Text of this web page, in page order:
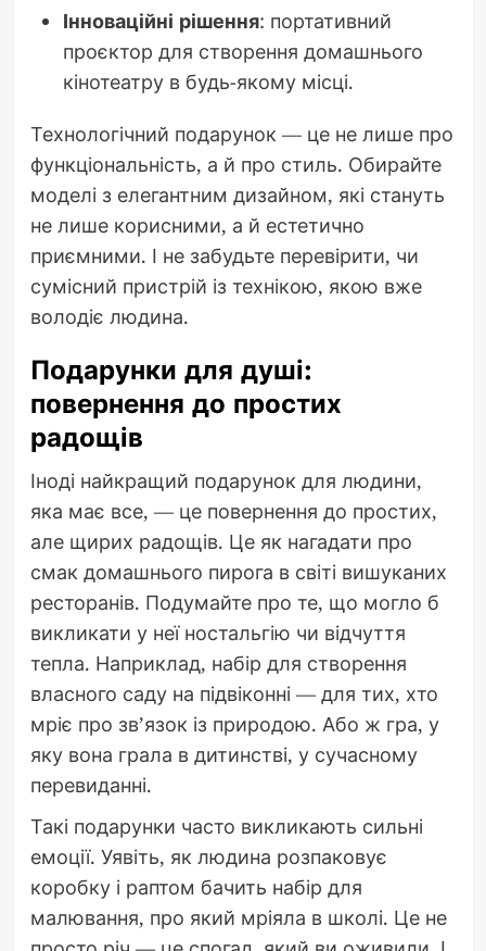
Інноваційні рішення: портативний
проєктор для створення домашнього
кінотеатру в будь-якому місці.
Технологічний подарунок — це не лише про
функціональність, а й про стиль. Обирайте
моделі з елегантним дизайном, які стануть
не лише корисними, а й естетично
приємними. І не забудьте перевірити, чи
сумісний пристрій із технікою, якою вже
володіє людина.
Подарунки для душі:
повернення до простих
радощів
Іноді найкращий подарунок для людини,
яка має все, — це повернення до простих,
але щирих радощів. Це як нагадати про
смак домашнього пирога в світі вишуканих
ресторанів. Подумайте про те, що могло б
викликати у неї ностальгію чи відчуття
тепла. Наприклад, набір для створення
власного саду на підвіконні — для тих, хто
мріє про зв’язок із природою. Або ж гра, у
яку вона грала в дитинстві, у сучасному
перевиданні.
Такі подарунки часто викликають сильні
емоції. Уявіть, як людина розпаковує
коробку і раптом бачить набір для
малювання, про який мріяла в школі. Це не